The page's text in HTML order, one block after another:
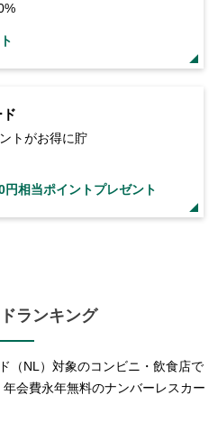
トがお得に貯
相当ポイントプレゼント
ランキング
（NL）対象のコンビニ・飲食店で
会費永年無料のナンバーレスカー